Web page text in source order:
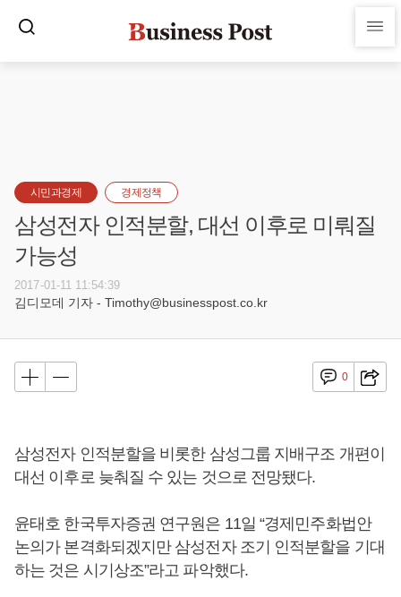
시민과경제 경제정책
삼성전자 인적분할, 대선 이후로 미뤄질
가능성
2017-01-11 11:54:39
김디모데 기자 - Timothy@businesspost.co.kr
0
삼성전자 인적분할을 비롯한 삼성그룹 지배구조 개편이
대선 이후로 늦춰질 수 있는 것으로 전망됐다.
윤태호 한국투자증권 연구원은 11일 “경제민주화법안
논의가 본격화되겠지만 삼성전자 조기 인적분할을 기대
하는 것은 시기상조”라고 파악했다.